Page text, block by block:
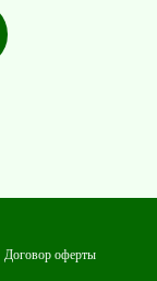
Договор оферты